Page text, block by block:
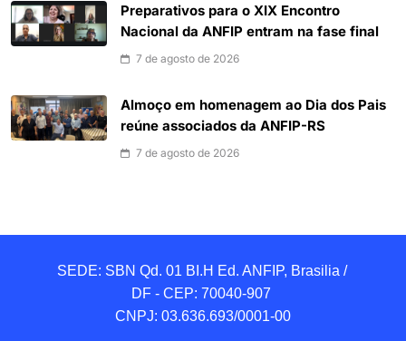
Preparativos para o XIX Encontro
Nacional da ANFIP entram na fase final
7 de agosto de 2026
Almoço em homenagem ao Dia dos Pais
reúne associados da ANFIP-RS
7 de agosto de 2026
SEDE: SBN Qd. 01 BI.H Ed. ANFIP, Brasilia /
DF - CEP: 70040-907
CNPJ: 03.636.693/0001-00